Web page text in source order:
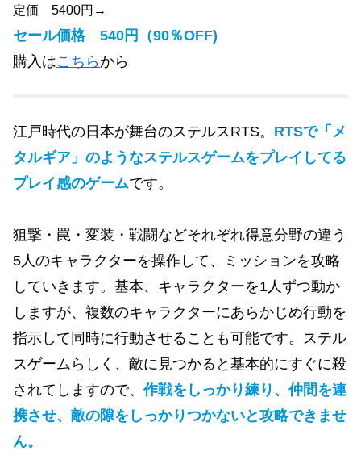
定価 5400円→
セール価格 540円（90％OFF)
購入はこちらから
江戸時代の日本が舞台のステルスRTS。 RTSで「メ
タルギア」のようなステルスゲームをプレイしてる
プレイ感のゲームです。
狙撃・罠・変装・戦闘などそれぞれ得意分野の違う
5人のキャラクターを操作して、ミッションを攻略
していきます。基本、キャラクターを1人ずつ動か
しますが、複数のキャラクターにあらかじめ行動を
指示して同時に行動させることも可能です。ステル
スゲームらしく、敵に見つかると基本的にすぐに殺
されてしますので、作戦をしっかり練り、仲間を連
携させ、敵の隙をしっかりつかないと攻略できませ
ん。